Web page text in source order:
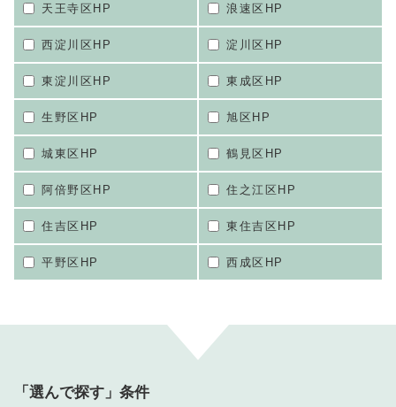
天王寺区HP 浪速区HP
西淀川区HP 淀川区HP
東淀川区HP 東成区HP
生野区HP 旭区HP
城東区HP 鶴見区HP
阿倍野区HP 住之江区HP
住吉区HP 東住吉区HP
平野区HP 西成区HP
「選んで探す」条件